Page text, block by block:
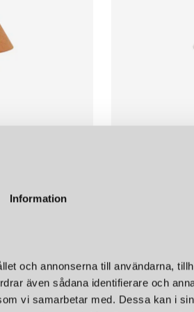
Information
och annonserna till användarna,
även sådana identifierare och
vi samarbetar med. Dessa kan i
DESIGNFILOSOFI:
För Watt & Veke är
rena linjer, tidlösa material
Watt & Vekes sortiment
plafonder. Materialvalen
och personlig känsla i
POPULÄRA PRODUKTER
Bland företagets mest
textil- eller metallfinish.